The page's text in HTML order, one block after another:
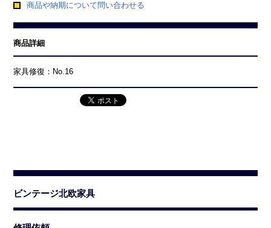
商品や納期について問い合わせる
商品詳細
家具修復：No.16
ビンテージ北欧家具